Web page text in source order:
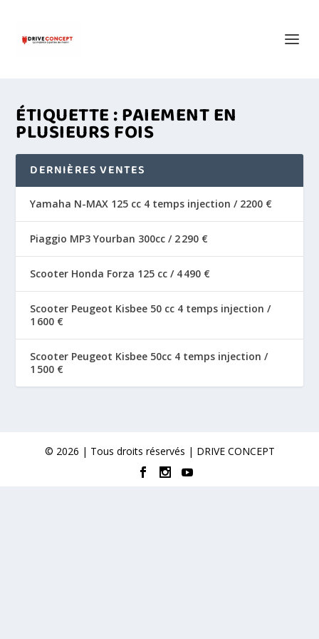
ÉTIQUETTE :PAIEMENT EN
PLUSIEURS FOIS
DERNIÈRES VENTES
Yamaha N-MAX 125 cc 4 temps injection / 2200 €
Piaggio MP3 Yourban 300cc / 2 290 €
Scooter Honda Forza 125 cc / 4 490 €
Scooter Peugeot Kisbee 50 cc 4 temps injection /
1 600 €
Scooter Peugeot Kisbee 50cc 4 temps injection /
1 500 €
© 2026 | Tous droits réservés | DRIVE CONCEPT